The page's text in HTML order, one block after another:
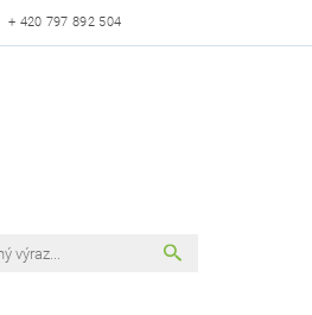
+ 420 797 892 504